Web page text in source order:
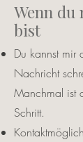
Wenn du
bist
Du kannst mir
Nachricht
Manchmal ist
Schritt.